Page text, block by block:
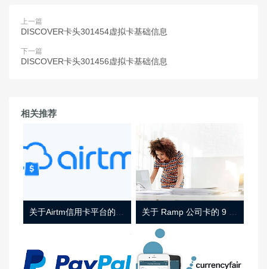
上一篇
DISCOVER卡头301454虚拟卡基础信息
下一篇
DISCOVER卡头301456虚拟卡基础信息
相关推荐